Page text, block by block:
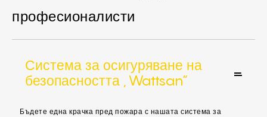
професионалисти
Система за осигуряване на
безопасността „Wattsan“
Бъдете една крачка пред пожара с нашата система за